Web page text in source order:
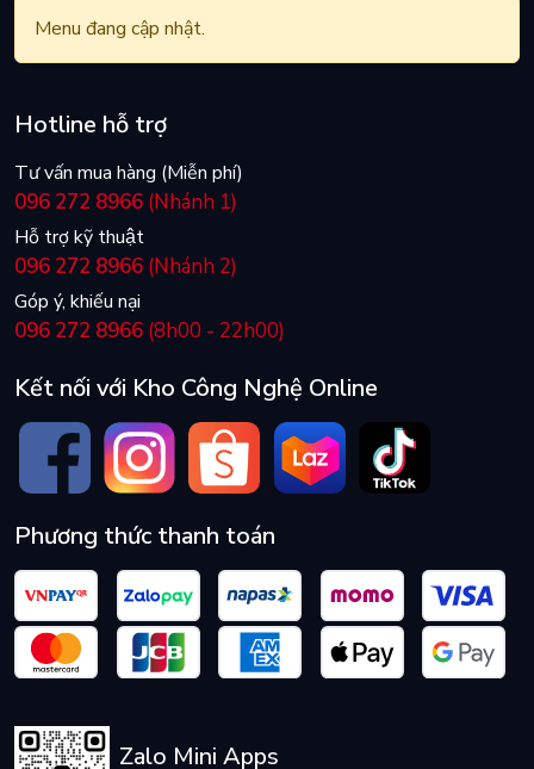
Menu đang cập nhật.
Hotline hỗ trợ
Tư vấn mua hàng (Miễn phí)
096 272 8966 (Nhánh 1)
Hỗ trợ kỹ thuật
096 272 8966 (Nhánh 2)
Góp ý, khiếu nại
096 272 8966 (8h00 - 22h00)
Kết nối với Kho Công Nghệ Online
Phương thức thanh toán
Zalo Mini Apps